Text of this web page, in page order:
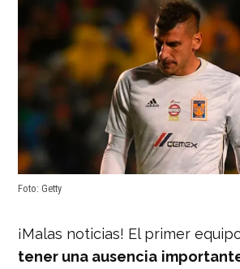
Foto: Getty
¡Malas noticias! El primer
tener una ausencia